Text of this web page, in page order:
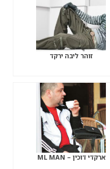
זוהר ליבה ירקד
ארקדי דוכין – ML MAN